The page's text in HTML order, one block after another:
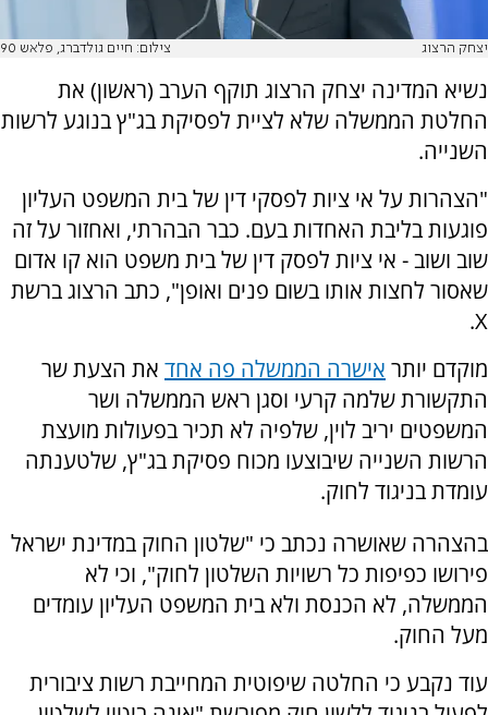
יצחק הרצוג צילום: חיים גולדברג, פלאש 90
נשיא המדינה יצחק הרצוג תוקף הערב (ראשון) את
החלטת הממשלה שלא לציית לפסיקת בג"ץ בנוגע לרשות
השנייה.
"הצהרות על אי ציות לפסקי דין של בית המשפט העליון
פוגעות בליבת האחדות בעם. כבר הבהרתי, ואחזור על זה
שוב ושוב - אי ציות לפסק דין של בית משפט הוא קו אדום
שאסור לחצות אותו בשום פנים ואופן", כתב הרצוג ברשת
X.
מוקדם יותר אישרה הממשלה פה אחד את הצעת שר
התקשורת שלמה קרעי וסגן ראש הממשלה ושר
המשפטים יריב לוין, שלפיה לא תכיר בפעולות מועצת
הרשות השנייה שיבוצעו מכוח פסיקת בג"ץ, שלטענתה
עומדת בניגוד לחוק.
בהצהרה שאושרה נכתב כי "שלטון החוק במדינת ישראל
פירושו כפיפות כל רשויות השלטון לחוק", וכי לא
הממשלה, לא הכנסת ולא בית המשפט העליון עומדים
מעל החוק.
עוד נקבע כי החלטה שיפוטית המחייבת רשות ציבורית